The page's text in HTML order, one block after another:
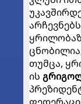
თუმცა,
ის